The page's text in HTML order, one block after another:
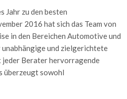
zu den besten
2016 hat sich das Team von
in den Bereichen Automotive und
und zielgerichtete
Berater hervorragende
überzeugt sowohl